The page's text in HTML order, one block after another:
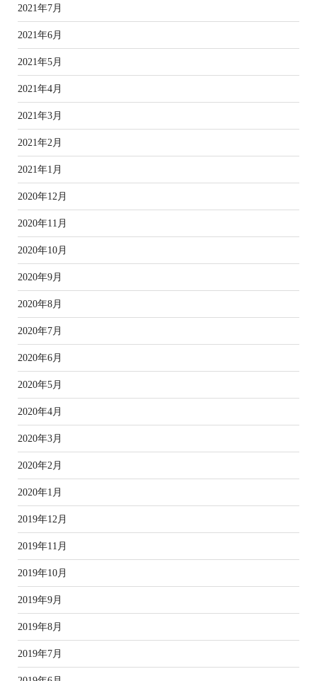
2021年7月
2021年6月
2021年5月
2021年4月
2021年3月
2021年2月
2021年1月
2020年12月
2020年11月
2020年10月
2020年9月
2020年8月
2020年7月
2020年6月
2020年5月
2020年4月
2020年3月
2020年2月
2020年1月
2019年12月
2019年11月
2019年10月
2019年9月
2019年8月
2019年7月